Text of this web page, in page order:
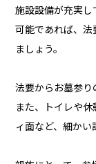
施設設備が充実し
可能であれば、
ましょう。
法要からお墓参り
また、トイレや
ィ面など、細かい